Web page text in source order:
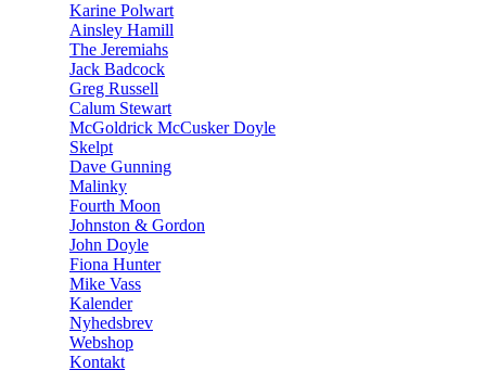
Karine Polwart
Ainsley Hamill
The Jeremiahs
Jack Badcock
Greg Russell
Calum Stewart
McGoldrick McCusker Doyle
Skelpt
Dave Gunning
Malinky
Fourth Moon
Johnston & Gordon
John Doyle
Fiona Hunter
Mike Vass
Kalender
Nyhedsbrev
Webshop
Kontakt